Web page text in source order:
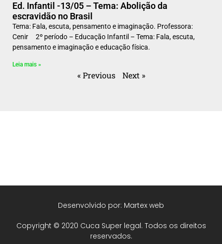
Ed. Infantil -13/05 – Tema: Abolição da
escravidão no Brasil
Tema: Fala, escuta, pensamento e imaginação. Professora:
Cenir 2º período – Educação Infantil – Tema: Fala, escuta,
pensamento e imaginação e educação física.
Leia mais »
« Previous Next »
Copyright © 2020 Cuca Super legal. Todos os direitos
reservados.
Desenvolvido por: Martex web